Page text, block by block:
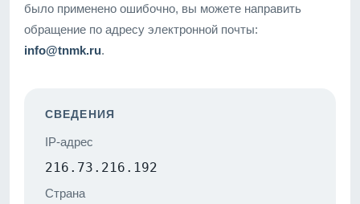
было применено ошибочно, вы можете направить
обращение по адресу электронной почты:
info@tnmk.ru.
СВЕДЕНИЯ
IP-адрес
216.73.216.192
Страна